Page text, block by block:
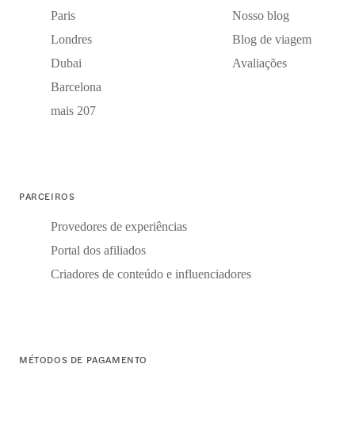
Paris
Londres
Dubai
Barcelona
mais 207
Nosso blog
Blog de viagem
Avaliações
PARCEIROS
Provedores de experiências
Portal dos afiliados
Criadores de conteúdo e influenciadores
MÉTODOS DE PAGAMENTO